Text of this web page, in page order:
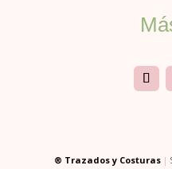
® Trazados y Costuras |